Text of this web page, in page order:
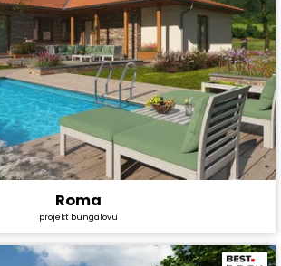
5+1
147,8 m²
Roma
projekt bungalovu